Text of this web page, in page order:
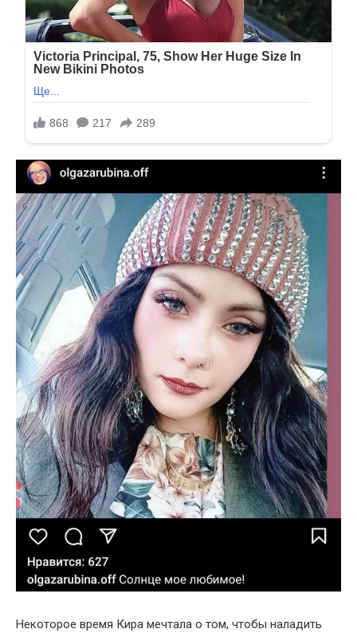
Некоторое время Кира мечтала о том, чтобы наладить